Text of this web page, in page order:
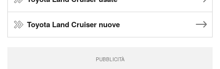
Toyota Land Cruiser nuove
PUBBLICITÀ